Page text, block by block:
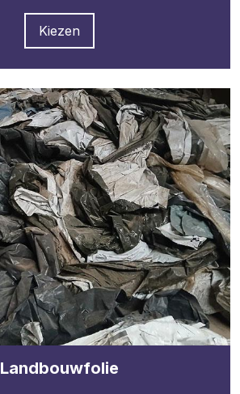
Kiezen
Landbouwfolie